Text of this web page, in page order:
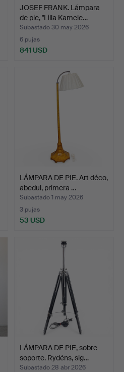
JOSEF FRANK. Lámpara
de pie, "Lilla Kamele…
Subastado 30 may 2026
6 pujas
841 USD
LÁMPARA DE PIE. Art déco,
abedul, primera …
Subastado 1 may 2026
3 pujas
53 USD
LÁMPARA DE PIE, sobre
soporte. Rydéns, sig…
Subastado 28 abr 2026